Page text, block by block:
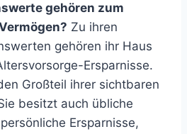
gehören zum
Zu ihren
gehören ihr Haus
Ersparnisse.
Großteil ihrer sichtbaren
besitzt auch übliche
Ersparnisse,